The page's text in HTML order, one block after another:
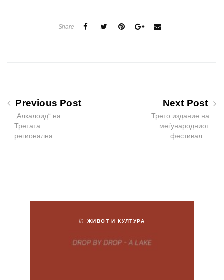
Share
Previous Post
„Алкалоид“ на
Третата
регионална…
Next Post
Трето издание на
меѓународниот
фестивал…
In ЖИВОТ И КУЛТУРА